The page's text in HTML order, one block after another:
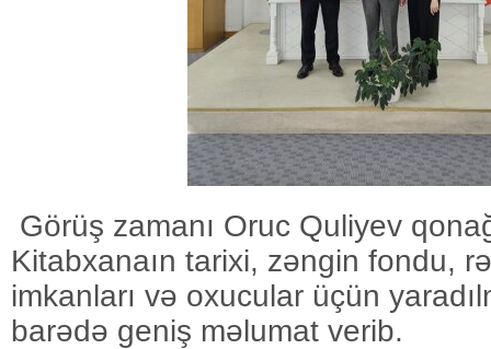
Görüş zamanı Oruc Quliyev
Kitabxanaın tarixi, zəngin fondu,
imkanları və oxucular üçün
barədə geniş məlumat verib.